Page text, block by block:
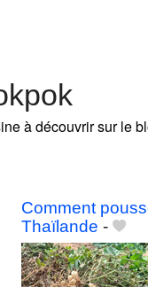
à découvrir sur le
Comment
Thaïlande -